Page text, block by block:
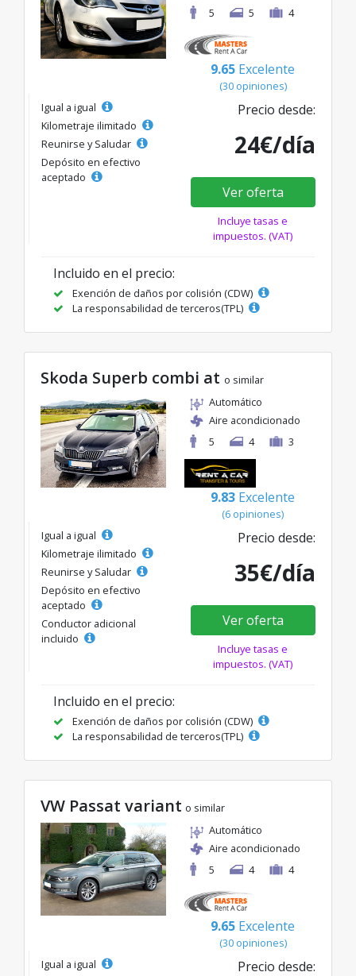
5
5 4
9.65 Excelente
(30 opiniones)
Igual a igual
Kilometraje ilimitado
Reunirse y Saludar
Depósito en efectivo
aceptado
Precio desde:
24€/día
Ver oferta
Incluye tasas e
impuestos. (VAT)
Incluido en el precio:
Exención de daños por colisión (CDW)
La responsabilidad de terceros(TPL)
Skoda Superb combi at o similar
Automático
Aire acondicionado
5
4 3
9.83 Excelente
(6 opiniones)
Igual a igual
Kilometraje ilimitado
Reunirse y Saludar
Depósito en efectivo
aceptado
Conductor adicional
incluido
Precio desde:
35€/día
Ver oferta
Incluye tasas e
impuestos. (VAT)
Incluido en el precio:
Exención de daños por colisión (CDW)
La responsabilidad de terceros(TPL)
VW Passat variant o similar
Automático
Aire acondicionado
5
4 4
9.65 Excelente
(30 opiniones)
Igual a igual
Precio desde: